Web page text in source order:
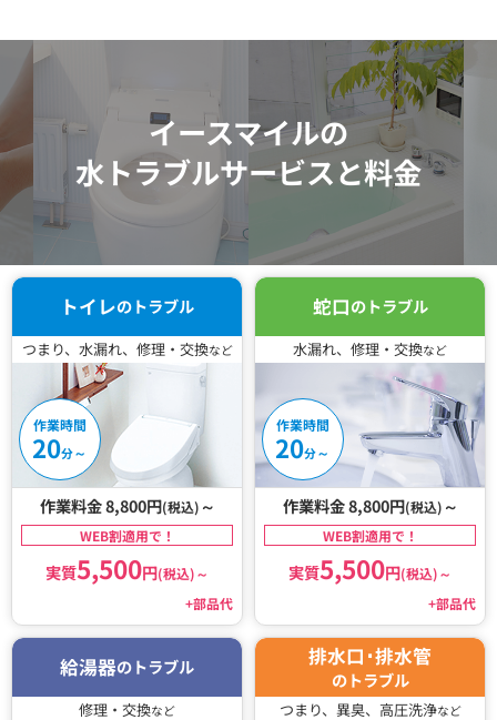
イースマイルの
水トラブルサービスと料金
トイレのトラブル
つまり、水漏れ、修理・交換など
作業時間
20分～
作業料金 8,800円(税込) ～
WEB割適用で！
実質5,500円(税込)～
+部品代
蛇口のトラブル
水漏れ、修理・交換など
作業時間
20分～
作業料金 8,800円(税込) ～
WEB割適用で！
実質5,500円(税込)～
+部品代
給湯器のトラブル
修理・交換など
排水口･排水管
のトラブル
つまり、異臭、高圧洗浄など